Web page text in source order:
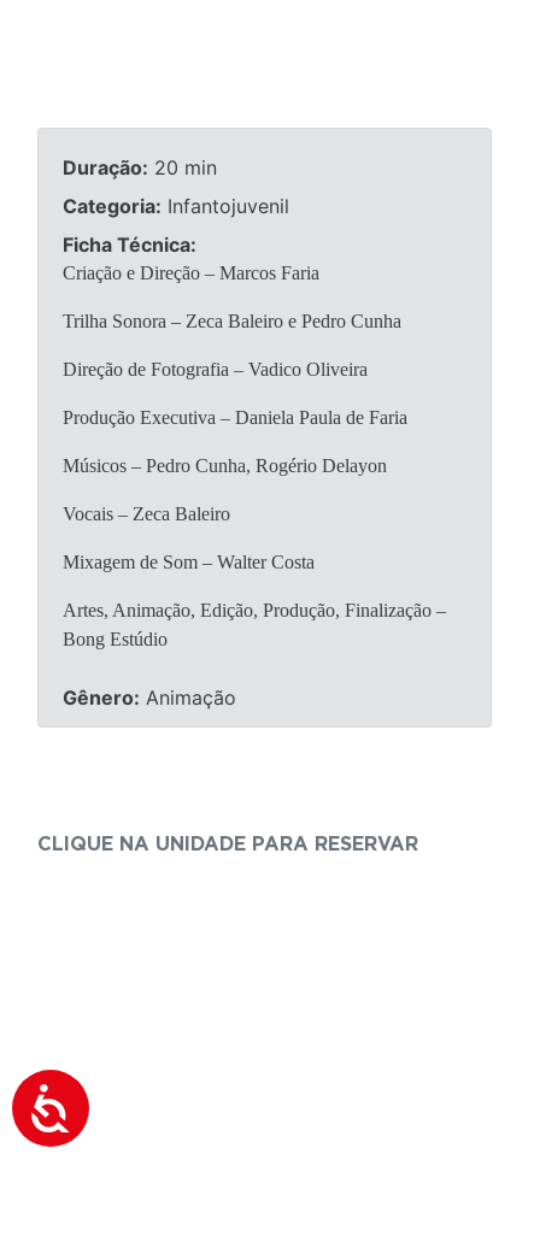
Duração: 20 min
Categoria: Infantojuvenil
Ficha Técnica:
Criação e Direção – Marcos Faria
Trilha Sonora – Zeca Baleiro e Pedro Cunha
Direção de Fotografia – Vadico Oliveira
Produção Executiva – Daniela Paula de Faria
Músicos – Pedro Cunha, Rogério Delayon
Vocais – Zeca Baleiro
Mixagem de Som – Walter Costa
Artes, Animação, Edição, Produção, Finalização –
Bong Estúdio
Gênero: Animação
CLIQUE NA UNIDADE PARA RESERVAR